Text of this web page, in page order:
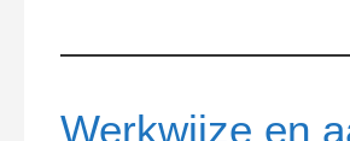
Werkwijze en